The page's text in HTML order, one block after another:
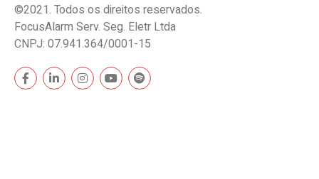
©2021. Todos os direitos reservados.
FocusAlarm Serv. Seg. Eletr Ltda
CNPJ: 07.941.364/0001-15